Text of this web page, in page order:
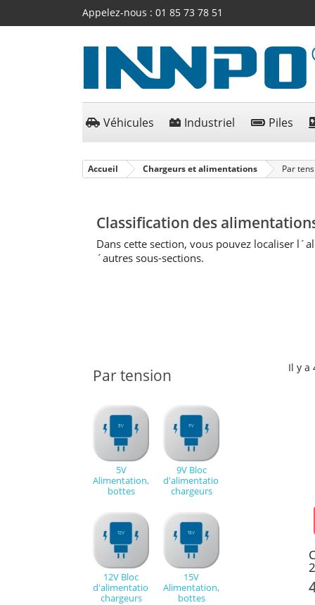
Appelez-nous : 01 85 73 78 51
Véhicules Industriel Piles
Accueil Chargeurs et alimentations Par
Classification des
Dans cette section, vous pouvez localiser
´autres sous-sections.
Par tension
5V
Alimentation,
bottes
9V Bloc
d'alimentation,
chargeurs
12V Bloc
d'alimentation,
chargeurs
15V
Alimentation,
bottes
Il y a